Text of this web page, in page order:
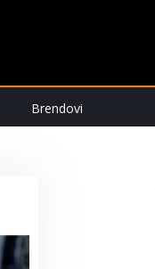
Brendovi